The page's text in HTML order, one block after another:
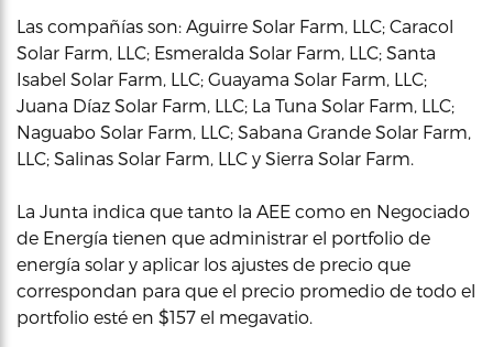
Las compañías son: Aguirre Solar Farm, LLC; Caracol
Solar Farm, LLC; Esmeralda Solar Farm, LLC; Santa
Isabel Solar Farm, LLC; Guayama Solar Farm, LLC;
Juana Díaz Solar Farm, LLC; La Tuna Solar Farm, LLC;
Naguabo Solar Farm, LLC; Sabana Grande Solar Farm,
LLC; Salinas Solar Farm, LLC y Sierra Solar Farm.
La Junta indica que tanto la AEE como en Negociado
de Energía tienen que administrar el portfolio de
energía solar y aplicar los ajustes de precio que
correspondan para que el precio promedio de todo el
portfolio esté en $157 el megavatio.